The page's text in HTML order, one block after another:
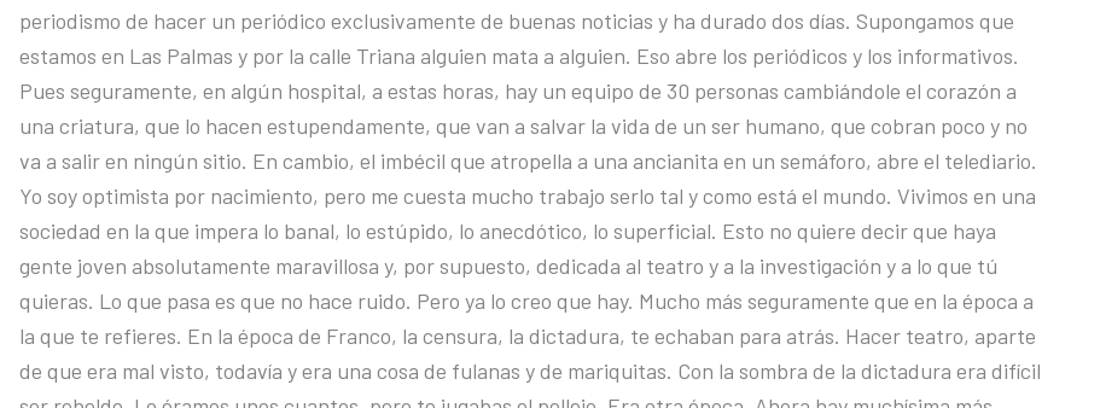
periodismo de hacer un periódico exclusivamente de buenas noticias y ha durado dos días. Supongamos que
estamos en Las Palmas y por la calle Triana alguien mata a alguien. Eso abre los periódicos y los informativos.
Pues seguramente, en algún hospital, a estas horas, hay un equipo de 30 personas cambiándole el corazón a
una criatura, que lo hacen estupendamente, que van a salvar la vida de un ser humano, que cobran poco y no
va a salir en ningún sitio. En cambio, el imbécil que atropella a una ancianita en un semáforo, abre el telediario.
Yo soy optimista por nacimiento, pero me cuesta mucho trabajo serlo tal y como está el mundo. Vivimos en una
sociedad en la que impera lo banal, lo estúpido, lo anecdótico, lo superficial. Esto no quiere decir que haya
gente joven absolutamente maravillosa y, por supuesto, dedicada al teatro y a la investigación y a lo que tú
quieras. Lo que pasa es que no hace ruido. Pero ya lo creo que hay. Mucho más seguramente que en la época a
la que te refieres. En la época de Franco, la censura, la dictadura, te echaban para atrás. Hacer teatro, aparte
de que era mal visto, todavía y era una cosa de fulanas y de mariquitas. Con la sombra de la dictadura era difícil